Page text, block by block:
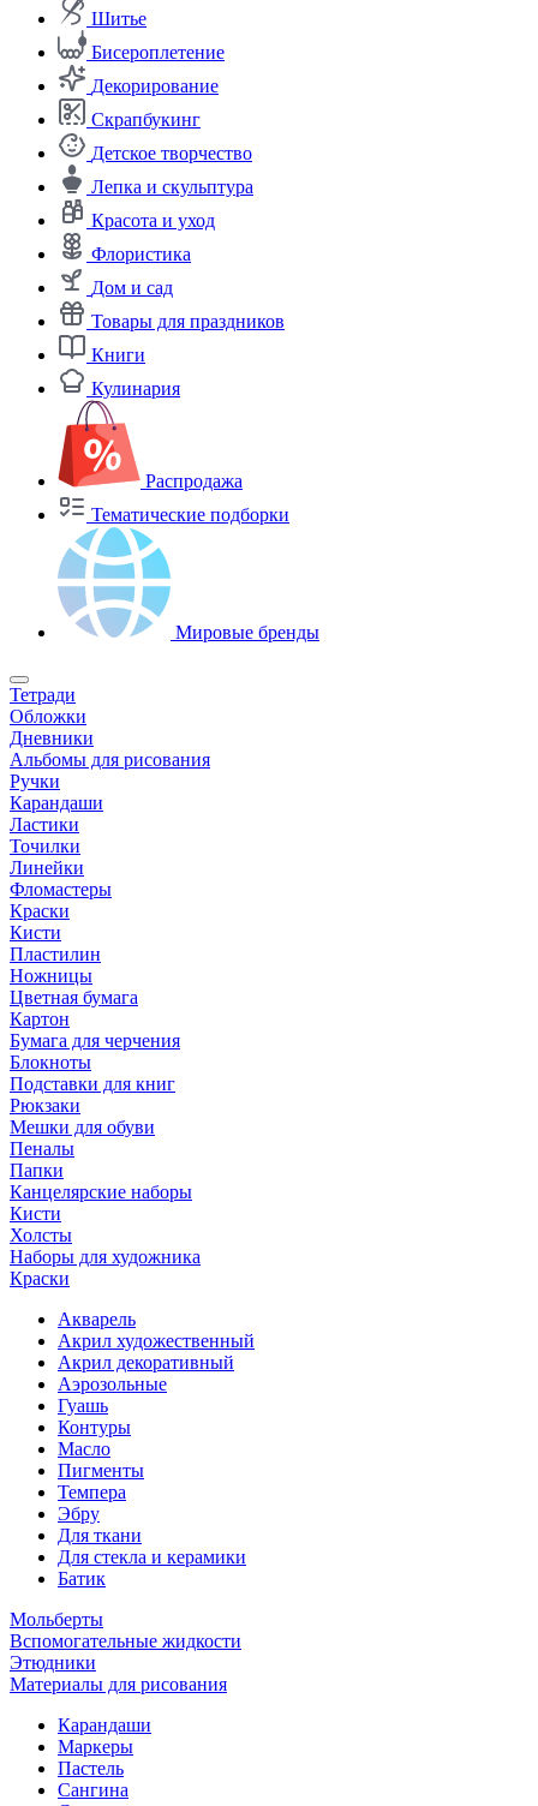
Шитье
Бисероплетение
Декорирование
Скрапбукинг
Детское творчество
Лепка и скульптура
Красота и уход
Флористика
Дом и сад
Товары для праздников
Книги
Кулинария
Распродажа
Тематические подборки
Мировые бренды
Тетради
Обложки
Дневники
Альбомы для рисования
Ручки
Карандаши
Ластики
Точилки
Линейки
Фломастеры
Краски
Кисти
Пластилин
Ножницы
Цветная бумага
Картон
Бумага для черчения
Блокноты
Подставки для книг
Рюкзаки
Мешки для обуви
Пеналы
Папки
Канцелярские наборы
Кисти
Холсты
Наборы для художника
Краски
Акварель
Акрил художественный
Акрил декоративный
Аэрозольные
Гуашь
Контуры
Масло
Пигменты
Темпера
Эбру
Для ткани
Для стекла и керамики
Батик
Мольберты
Вспомогательные жидкости
Этюдники
Материалы для рисования
Карандаши
Маркеры
Пастель
Сангина